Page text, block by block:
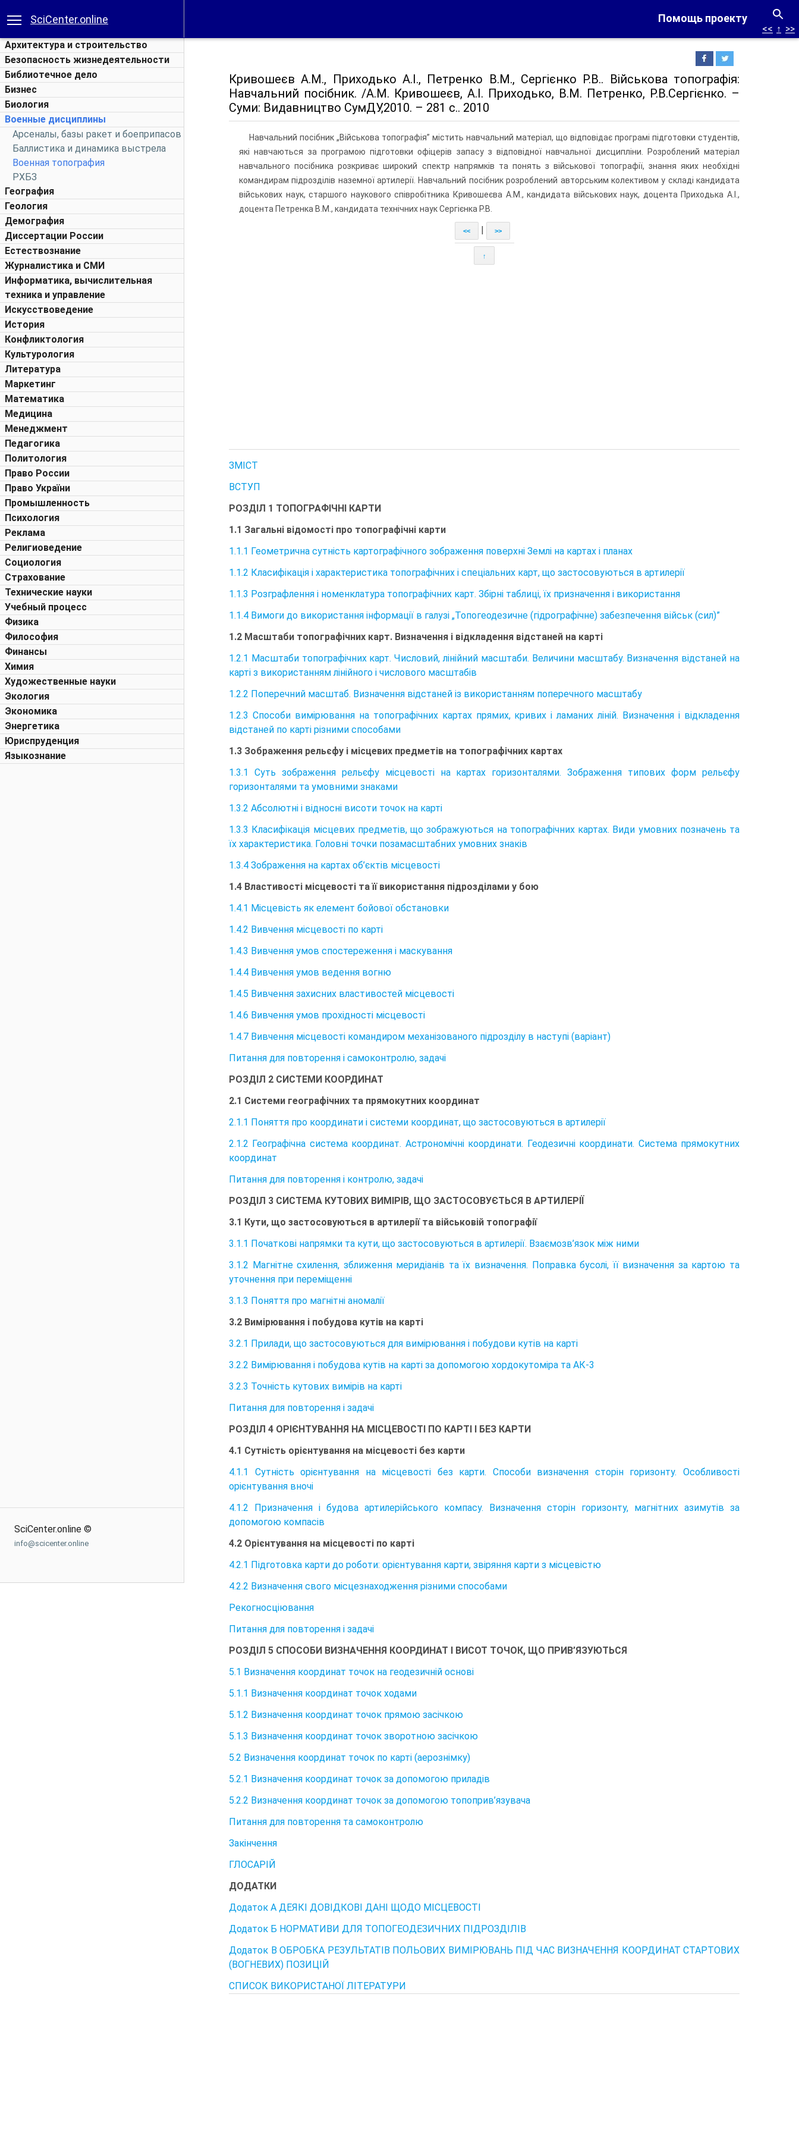
Помощь проекту
SciCenter.online
Архитектура и строительство
Безопасность жизнедеятельности
Библиотечное дело
Бизнес
Биология
Военные дисциплины
Арсеналы, базы ракет и боеприпасов
Баллистика и динамика выстрела
Военная топография
РХБЗ
География
Геология
Демография
Диссертации России
Естествознание
Журналистика и СМИ
Информатика, вычислительная
техника и управление
Искусствоведение
История
Конфликтология
Культурология
Литература
Маркетинг
Математика
Медицина
Менеджмент
Педагогика
Политология
Право России
Право України
Промышленность
Психология
Реклама
Религиоведение
Социология
Страхование
Технические науки
Учебный процесс
Физика
Философия
Финансы
Химия
Художественные науки
Экология
Экономика
Энергетика
Юриспруденция
Языкознание
SciCenter.online ©
info@scicenter.online
<< ↑ >>
Кривошеєв А.М., Приходько А.І., Петренко В.М., Сергієнко Р.В.. Військова топографія:
Навчальний посібник. /А.М. Кривошеєв, А.І. Приходько, В.М. Петренко, Р.В.Сергієнко. –
Суми: Видавництво СумДУ,2010. – 281 с.. 2010
Навчальний посібник „Військова топографія” містить навчальний матеріал, що відповідає програмі підготовки студентів,
які навчаються за програмою підготовки офіцерів запасу з відповідної навчальної дисципліни. Розроблений матеріал
навчального посібника розкриває широкий спектр напрямків та понять з військової топографії, знання яких необхідні
командирам підрозділів наземної артилерії. Навчальний посібник розроблений авторським колективом у складі кандидата
військових наук, старшого наукового співробітника Кривошеєва А.М., кандидата військових наук, доцента Приходька А.І.,
доцента Петренка В.М., кандидата технічних наук Сергієнка Р.В.
<< >>
↑
ЗМІСТ
ВСТУП
РОЗДІЛ 1 ТОПОГРАФІЧНІ КАРТИ
1.1 Загальні відомості про топографічні карти
1.1.1 Геометрична сутність картографічного зображення поверхні Землі на картах і планах
1.1.2 Класифікація і характеристика топографічних і спеціальних карт, що застосовуються в артилерії
1.1.3 Розграфлення і номенклатура топографічних карт. Збірні таблиці, їх призначення і використання
1.1.4 Вимоги до використання інформації в галузі „Топогеодезичне (гідрографічне) забезпечення військ (сил)”
1.2 Масштаби топографічних карт. Визначення і відкладення відстаней на карті
1.2.1 Масштаби топографічних карт. Числовий, лінійний масштаби. Величини масштабу. Визначення відстаней на
карті з використанням лінійного і числового масштабів
1.2.2 Поперечний масштаб. Визначення відстаней із використанням поперечного масштабу
1.2.3 Способи вимірювання на топографічних картах прямих, кривих і ламаних ліній. Визначення і відкладення
відстаней по карті різними способами
1.3 Зображення рельєфу і місцевих предметів на топографічних картах
1.3.1 Суть зображення рельєфу місцевості на картах горизонталями. Зображення типових форм рельєфу
горизонталями та умовними знаками
1.3.2 Абсолютні і відносні висоти точок на карті
1.3.3 Класифікація місцевих предметів, що зображуються на топографічних картах. Види умовних позначень та
їх характеристика. Головні точки позамасштабних умовних знаків
1.3.4 Зображення на картах об’єктів місцевості
1.4 Властивості місцевості та її використання підрозділами у бою
1.4.1 Місцевість як елемент бойової обстановки
1.4.2 Вивчення місцевості по карті
1.4.3 Вивчення умов спостереження і маскування
1.4.4 Вивчення умов ведення вогню
1.4.5 Вивчення захисних властивостей місцевості
1.4.6 Вивчення умов прохідності місцевості
1.4.7 Вивчення місцевості командиром механізованого підрозділу в наступі (варіант)
Питання для повторення і самоконтролю, задачі
РОЗДІЛ 2 СИСТЕМИ КООРДИНАТ
2.1 Системи географічних та прямокутних координат
2.1.1 Поняття про координати і системи координат, що застосовуються в артилерії
2.1.2 Географічна система координат. Астрономічні координати. Геодезичні координати. Система прямокутних
координат
Питання для повторення і контролю, задачі
РОЗДІЛ 3 СИСТЕМА КУТОВИХ ВИМІРІВ, ЩО ЗАСТОСОВУЄТЬСЯ В АРТИЛЕРІЇ
3.1 Кути, що застосовуються в артилерії та військовій топографії
3.1.1 Початкові напрямки та кути, що застосовуються в артилерії. Взаємозв’язок між ними
3.1.2 Магнітне схилення, зближення меридіанів та їх визначення. Поправка бусолі, її визначення за картою та
уточнення при переміщенні
3.1.3 Поняття про магнітні аномалії
3.2 Вимірювання і побудова кутів на карті
3.2.1 Прилади, що застосовуються для вимірювання і побудови кутів на карті
3.2.2 Вимірювання і побудова кутів на карті за допомогою хордокутоміра та АК-3
3.2.3 Точність кутових вимірів на карті
Питання для повторення і задачі
РОЗДІЛ 4 ОРІЄНТУВАННЯ НА МІСЦЕВОСТІ ПО КАРТІ І БЕЗ КАРТИ
4.1 Сутність орієнтування на місцевості без карти
4.1.1 Сутність орієнтування на місцевості без карти. Способи визначення сторін горизонту. Особливості
орієнтування вночі
4.1.2 Призначення і будова артилерійського компасу. Визначення сторін горизонту, магнітних азимутів за
допомогою компасів
4.2 Орієнтування на місцевості по карті
4.2.1 Підготовка карти до роботи: орієнтування карти, звіряння карти з місцевістю
4.2.2 Визначення свого місцезнаходження різними способами
Рекогносціювання
Питання для повторення і задачі
РОЗДІЛ 5 СПОСОБИ ВИЗНАЧЕННЯ КООРДИНАТ І ВИСОТ ТОЧОК, ЩО ПРИВ’ЯЗУЮТЬСЯ
5.1 Визначення координат точок на геодезичній основі
5.1.1 Визначення координат точок ходами
5.1.2 Визначення координат точок прямою засічкою
5.1.3 Визначення координат точок зворотною засічкою
5.2 Визначення координат точок по карті (аерознімку)
5.2.1 Визначення координат точок за допомогою приладів
5.2.2 Визначення координат точок за допомогою топоприв’язувача
Питання для повторення та самоконтролю
Закінчення
ГЛОСАРІЙ
ДОДАТКИ
Додаток А ДЕЯКІ ДОВІДКОВІ ДАНІ ЩОДО МІСЦЕВОСТІ
Додаток Б НОРМАТИВИ ДЛЯ ТОПОГЕОДЕЗИЧНИХ ПІДРОЗДІЛІВ
Додаток В ОБРОБКА РЕЗУЛЬТАТІВ ПОЛЬОВИХ ВИМІРЮВАНЬ ПІД ЧАС ВИЗНАЧЕННЯ КООРДИНАТ СТАРТОВИХ
(ВОГНЕВИХ) ПОЗИЦІЙ
СПИСОК ВИКОРИСТАНОЇ ЛІТЕРАТУРИ